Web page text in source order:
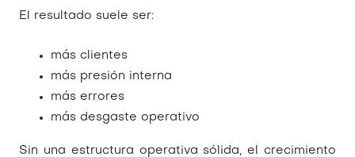
El resultado suele ser:
más clientes
más presión interna
más errores
más desgaste operativo
Sin una estructura operativa sólida, el crecimiento